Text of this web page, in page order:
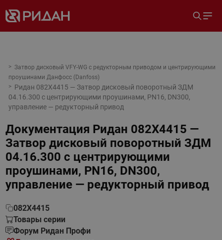
Затвор дисковый VFY-WG с редукторным приводом и центрирующими
проушинами Данфосс (Danfoss)
Ридан 082X4415 — Затвор дисковый поворотный ЗДМ
04.16.300 с центрирующими проушинами, PN16, DN300,
управление — редукторный привод
Документация Ридан 082X4415 —
Затвор дисковый поворотный ЗДМ
04.16.300 с центрирующими
проушинами, PN16, DN300,
управление — редукторный привод
082X4415
Товары серии
Форум Ридан Профи